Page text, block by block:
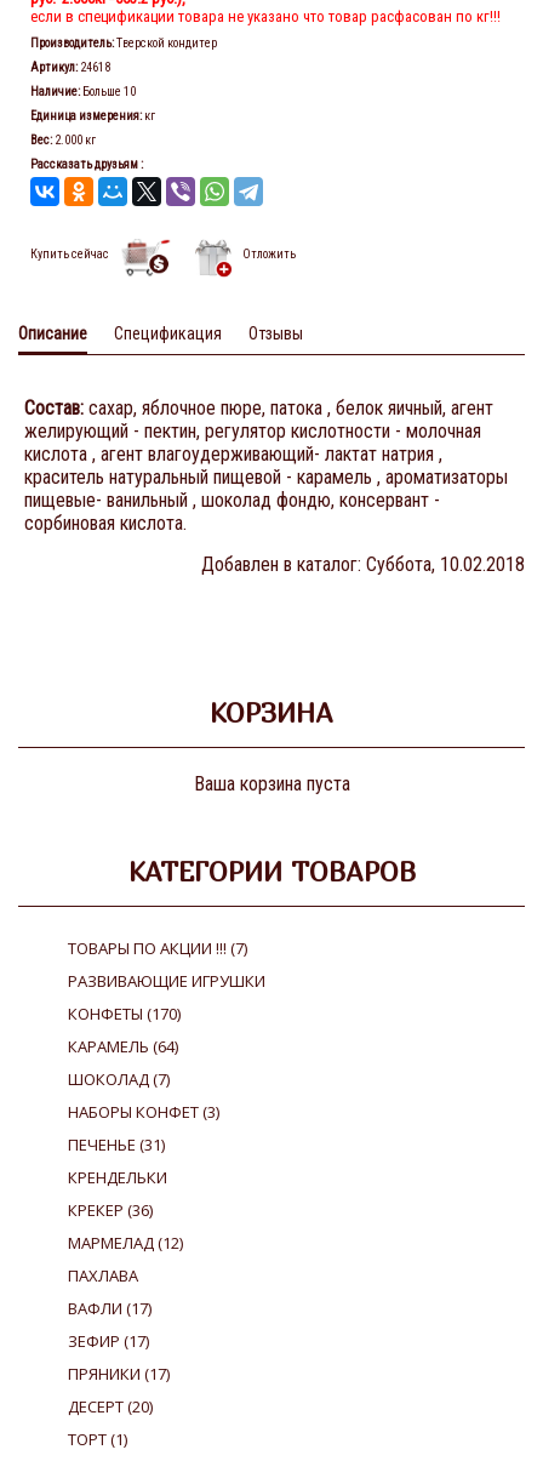
если в спецификации товара не указано что товар расфасован по кг!!!
Производитель:Тверской кондитер
Артикул: 24618
Наличие: Больше 10
Единица измерения: кг
Вес: 2.000 кг
Рассказать друзьям:
Купить сейчас Отложить
Описание Спецификация Отзывы
Состав: сахар, яблочное пюре, патока , белок яичный, агент
желирующий - пектин, регулятор кислотности - молочная
кислота , агент влагоудерживающий- лактат натрия ,
краситель натуральный пищевой - карамель , ароматизаторы
пищевые- ванильный , шоколад фондю, консервант -
сорбиновая кислота.
Добавлен в каталог: Суббота, 10.02.2018
КОРЗИНА
Ваша корзина пуста
КАТЕГОРИИ ТОВАРОВ
ТОВАРЫ ПО АКЦИИ !!! (7)
РАЗВИВАЮЩИЕ ИГРУШКИ
КОНФЕТЫ (170)
КАРАМЕЛЬ (64)
ШОКОЛАД(7)
НАБОРЫ КОНФЕТ(3)
ПЕЧЕНЬЕ (31)
КРЕНДЕЛЬКИ
КРЕКЕР (36)
МАРМЕЛАД(12)
ПАХЛАВА
ВАФЛИ (17)
ЗЕФИР (17)
ПРЯНИКИ (17)
ДЕСЕРТ(20)
ТОРТ(1)